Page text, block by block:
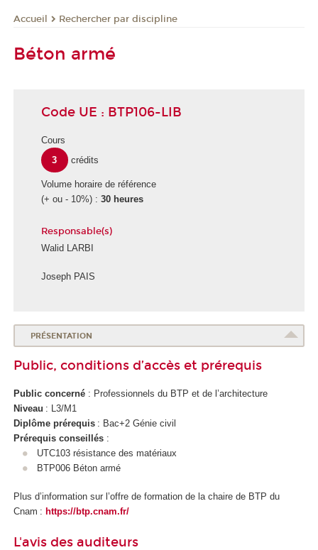
Accueil Rechercher par discipline
Béton armé
Code UE : BTP106-LIB
Cours
3
crédits
Volume horaire de référence
(+ ou - 10%) : 30 heures
Responsable(s)
Walid LARBI
Joseph PAIS
PRÉSENTATION
Public, conditions d’accès et prérequis
Public concerné : Professionnels du BTP et de l’architecture
Niveau : L3/M1
Diplôme prérequis : Bac+2 Génie civil
Prérequis conseillés :
UTC103 résistance des matériaux
BTP006 Béton armé
Plus d’information sur l’offre de formation de la chaire de BTP du
Cnam : https://btp.cnam.fr/
L'avis des auditeurs